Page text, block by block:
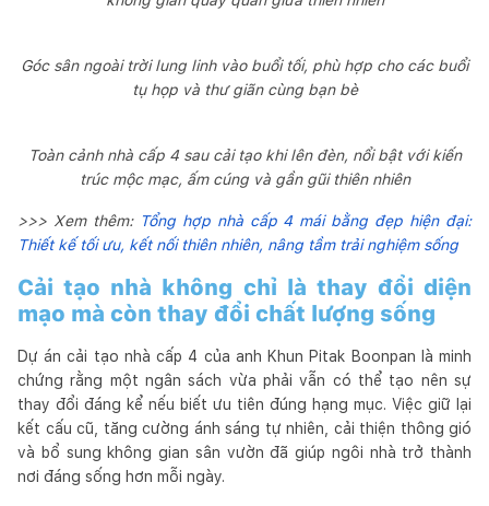
Góc sân ngoài trời lung linh vào buổi tối, phù hợp cho các buổi
tụ họp và thư giãn cùng bạn bè
Toàn cảnh nhà cấp 4 sau cải tạo khi lên đèn, nổi bật với kiến
trúc mộc mạc, ấm cúng và gần gũi thiên nhiên
>>> Xem thêm: Tổng hợp nhà cấp 4 mái bằng đẹp hiện đại:
Thiết kế tối ưu, kết nối thiên nhiên, nâng tầm trải nghiệm sống
Cải tạo nhà không chỉ là thay đổi diện
mạo mà còn thay đổi chất lượng sống
Dự án cải tạo nhà cấp 4 của anh Khun Pitak Boonpan là minh
chứng rằng một ngân sách vừa phải vẫn có thể tạo nên sự
thay đổi đáng kể nếu biết ưu tiên đúng hạng mục. Việc giữ lại
kết cấu cũ, tăng cường ánh sáng tự nhiên, cải thiện thông gió
và bổ sung không gian sân vườn đã giúp ngôi nhà trở thành
nơi đáng sống hơn mỗi ngày.